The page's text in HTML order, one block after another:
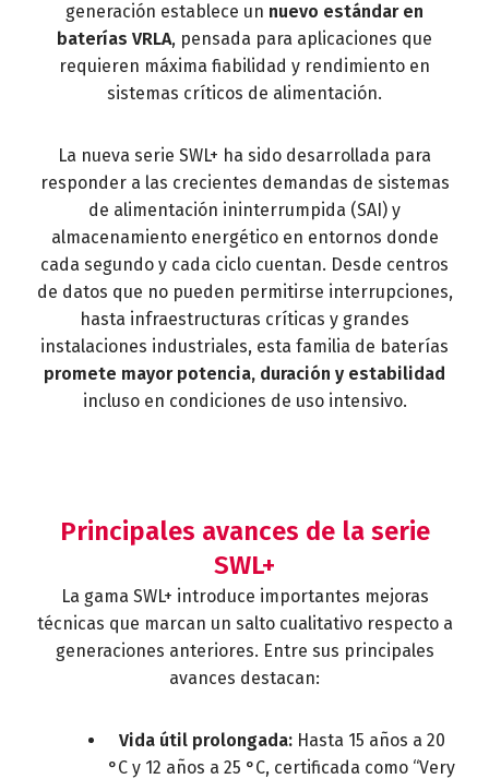
generación establece un nuevo estándar en
baterías VRLA, pensada para aplicaciones que
requieren máxima fiabilidad y rendimiento en
sistemas críticos de alimentación.
La nueva serie SWL+ ha sido desarrollada para
responder a las crecientes demandas de sistemas
de alimentación ininterrumpida (SAI) y
almacenamiento energético en entornos donde
cada segundo y cada ciclo cuentan. Desde centros
de datos que no pueden permitirse interrupciones,
hasta infraestructuras críticas y grandes
instalaciones industriales, esta familia de baterías
promete mayor potencia, duración y estabilidad
incluso en condiciones de uso intensivo.
Principales avances de la serie
SWL+
La gama SWL+ introduce importantes mejoras
técnicas que marcan un salto cualitativo respecto a
generaciones anteriores. Entre sus principales
avances destacan:
Vida útil prolongada:Hasta 15 años a 20
°C y 12 años a 25 °C, certificada como “Very